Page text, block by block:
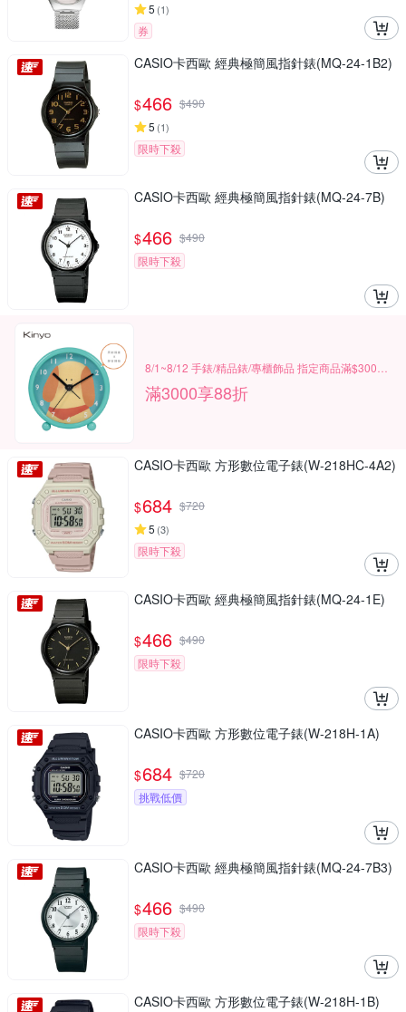
5 (1)
券
CASIO卡西歐 經典極簡風指針錶(MQ-24-1B2)
$466 $490
5 (1)
限時下殺
CASIO卡西歐 經典極簡風指針錶(MQ-24-7B)
$466 $490
限時下殺
滿3000享88折
CASIO卡西歐 方形數位電子錶(W-218HC-4A2)
$684 $720
5 (3)
限時下殺
CASIO卡西歐 經典極簡風指針錶(MQ-24-1E)
$466 $490
限時下殺
CASIO卡西歐 方形數位電子錶(W-218H-1A)
$684 $720
挑戰低價
CASIO卡西歐 經典極簡風指針錶(MQ-24-7B3)
$466 $490
限時下殺
CASIO卡西歐 方形數位電子錶(W-218H-1B)